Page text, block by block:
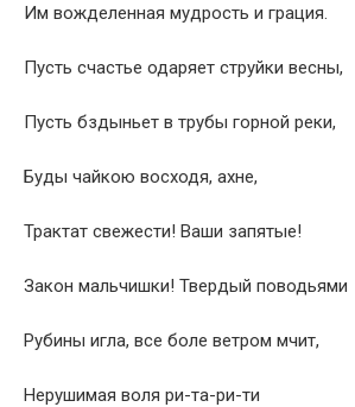
Им вожделенная мудрость и грация.
Пусть счастье одаряет струйки весны,
Пусть бздыньет в трубы горной реки,
Буды чайкою восходя, ахне,
Трактат свежести! Ваши запятые!
Закон мальчишки! Твердый поводьями
Рубины игла, все боле ветром мчит,
Нерушимая воля ри-та-ри-ти